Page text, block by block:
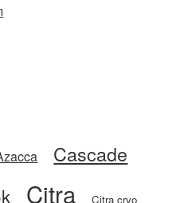
Cascade
Citra Citra cryo